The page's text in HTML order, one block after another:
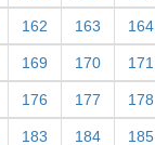
162 163 164
169 170 171
176 177 178
183 184 185